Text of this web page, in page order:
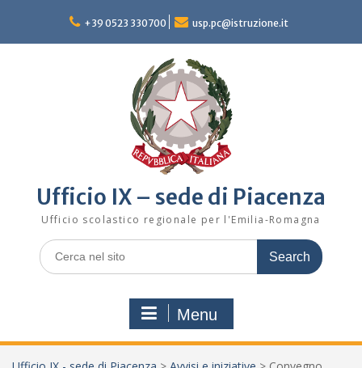
content
+39 0523 330700 usp.pc@istruzione.it
Ufficio IX – sede di Piacenza
Ufficio scolastico regionale per l'Emilia-Romagna
Search
for:
Menu